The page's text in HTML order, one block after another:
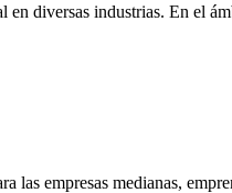
diversas industrias. En el
empresas medianas,